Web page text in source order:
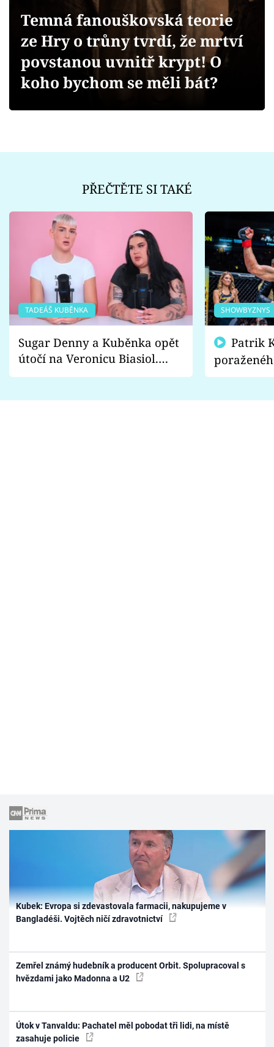
Videa
Sledujte prima+
Temná fanouškovská teorie
ze Hry o trůny tvrdí, že mrtví
povstanou uvnitř krypt! O
koho bychom se měli bát?
PŘEČTĚTE SI TAKÉ
TADEÁŠ KUBĚNKA
Sugar Denny a Kuběnka opět
útočí na Veronicu Biasiol.
Proč je podle nich falešná a
SHOWBYZNYS
fanoušci
Kubek: Evropa si zdevastovala farmacii, nakupujeme v
Bangladéši. Vojtěch ničí zdravotnictví
Zemřel známý hudebník a producent Orbit. Spolupracoval s
hvězdami jako Madonna a U2
Útok v Tanvaldu: Pachatel měl pobodat tři lidi, na místě
zasahuje policie